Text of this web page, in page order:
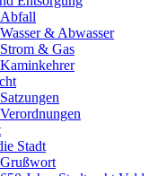
Abfall
Wasser & Abwasser
Strom & Gas
Kaminkehrer
Satzungen
Verordnungen
Stadt
Grußwort